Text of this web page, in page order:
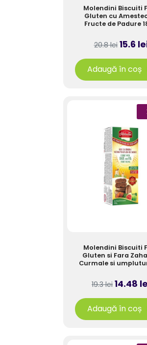
Molendini Biscuiti
Gluten cu
Fructe de Padure
20.8 lei15.6
Adaugă în coș
Molendini Biscuiti
Gluten si Fara
Curmale si
19.3 lei 14.48
Adaugă în coș